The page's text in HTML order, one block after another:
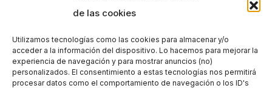
de las cookies
Utilizamos tecnologías como las cookies para almacenar y/o
acceder a la información del dispositivo. Lo hacemos para mejorar la
experiencia de navegación y para mostrar anuncios (no)
personalizados. El consentimiento a estas tecnologías nos permitirá
procesar datos como el comportamiento de navegación o los ID's